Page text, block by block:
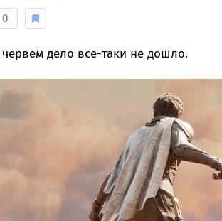
0
дело все-таки не дошло.